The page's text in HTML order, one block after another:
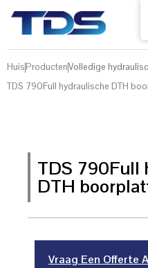
HuisProductenVolledige
TDS 790Full hydraulische DTH
TDS 790Full
DTH
Vraag Een Offerte